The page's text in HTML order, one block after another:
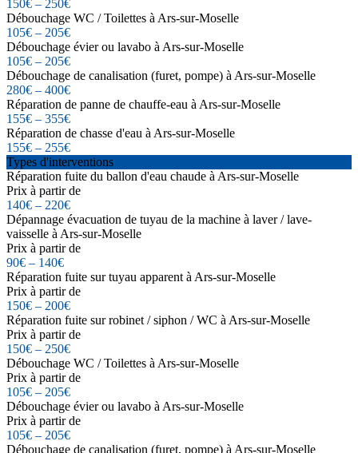
150€ – 250€
Débouchage WC / Toilettes à Ars-sur-Moselle
105€ – 205€
Débouchage évier ou lavabo à Ars-sur-Moselle
105€ – 205€
Débouchage de canalisation (furet, pompe) à Ars-sur-Moselle
280€ – 400€
Réparation de panne de chauffe-eau à Ars-sur-Moselle
155€ – 355€
Réparation de chasse d'eau à Ars-sur-Moselle
155€ – 255€
Types d'interventions
Réparation fuite du ballon d'eau chaude à Ars-sur-Moselle
Prix à partir de
140€ – 220€
Dépannage évacuation de tuyau de la machine à laver / lave-
vaisselle à Ars-sur-Moselle
Prix à partir de
90€ – 140€
Réparation fuite sur tuyau apparent à Ars-sur-Moselle
Prix à partir de
150€ – 200€
Réparation fuite sur robinet / siphon / WC à Ars-sur-Moselle
Prix à partir de
150€ – 250€
Débouchage WC / Toilettes à Ars-sur-Moselle
Prix à partir de
105€ – 205€
Débouchage évier ou lavabo à Ars-sur-Moselle
Prix à partir de
105€ – 205€
Débouchage de canalisation (furet, pompe) à Ars-sur-Moselle